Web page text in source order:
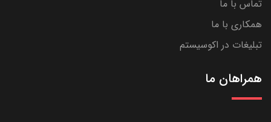
تماس با ما
همکاری با ما
تبلیغات در اکوسیستم
همراهان ما